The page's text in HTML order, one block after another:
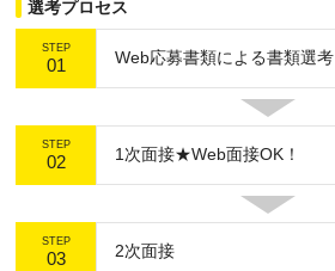
選考プロセス
STEP
01 Web応募書類による書類選考
STEP
02 1次面接★Web面接OK！
STEP
03 2次面接